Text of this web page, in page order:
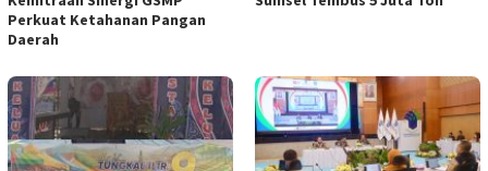
Perkuat Ketahanan Pangan
Daerah